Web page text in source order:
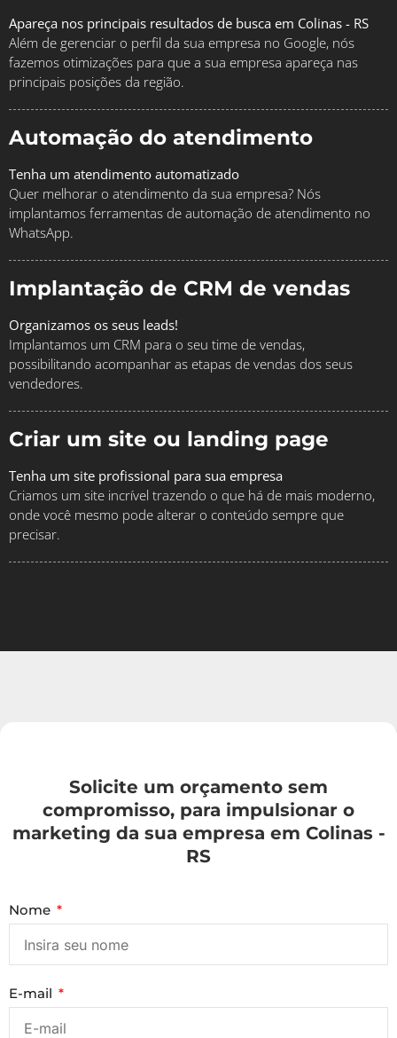
Apareça nos principais resultados de busca em Colinas - RS
Além de gerenciar o perfil da sua empresa no Google, nós
fazemos otimizações para que a sua empresa apareça nas
principais posições da região.
Automação do atendimento
Tenha um atendimento automatizado
Quer melhorar o atendimento da sua empresa? Nós
implantamos ferramentas de automação de atendimento no
WhatsApp.
Implantação de CRM de vendas
Organizamos os seus leads!
Implantamos um CRM para o seu time de vendas,
possibilitando acompanhar as etapas de vendas dos seus
vendedores.
Criar um site ou landing page
Tenha um site profissional para sua empresa
Criamos um site incrível trazendo o que há de mais moderno,
onde você mesmo pode alterar o conteúdo sempre que
precisar.
Solicite um orçamento sem
compromisso, para impulsionar o
marketing da sua empresa em Colinas -
RS
Nome
E-mail